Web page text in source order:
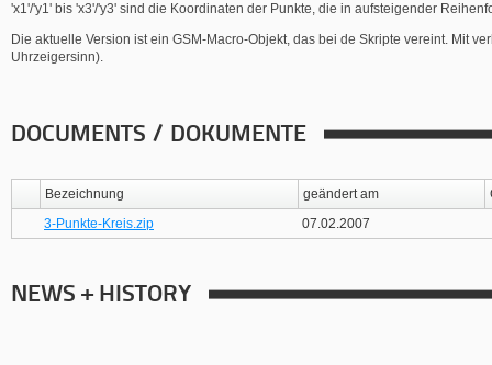
'x1'/'y1' bis 'x3'/'y3' sind die Koordinaten der Punkte, die in aufsteigender
Die aktuelle Version ist ein GSM-Macro-Objekt, das bei de Skripte vereint. Mit
Uhrzeigersinn).
DOCUMENTS / DOKUMENTE
Bezeichnung geändert am
3-Punkte-Kreis.zip
07.02.2007
NEWS + HISTORY